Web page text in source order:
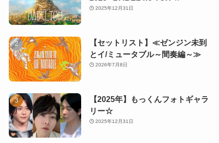
2025年12月31日
【セットリスト】≪ゼンジン未到
とイ/ミュータブル～間奏編～≫
2026年7月8日
【2025年】もっくんフォトギャラ
リー☆
2025年12月31日